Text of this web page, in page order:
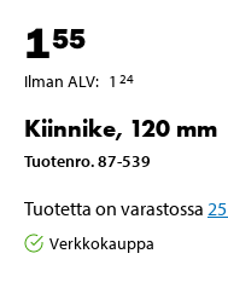
155
Ilman ALV: 1 24
Kiinnike, 120 mm
Tuotenro.87-539
Tuotetta on varastossa 25
Verkkokauppa